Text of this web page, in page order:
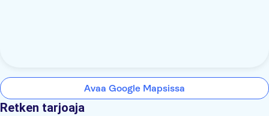
Avaa Google Mapsissa
Retken tarjoaja